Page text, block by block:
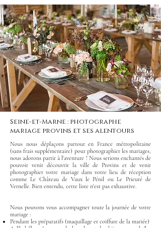
Seine-et-Marne : photographe
mariage provins et ses alentours
Nous nous déplaçons partout en France métropolitaine
(sans frais supplémentaire) pour photographier les mariages,
nous adorons partir à l'aventure ! Nous serions enchantés de
pouvoir venir découvrir la ville de Provins et de venir
photographier votre mariage dans votre lieu de réception
commeLe Château de Vaux le Pénil ouLe Prieuré de
Vernelle. Bien entendu, cette liste n'est pas exhaustive.
Nous pouvons vous accompagner toute la journée de votre
mariage :
Pendant les préparatifs (maquillage et coiffure de la mariée)
A l'habillage (passage de la robe et des bijoux pour la/les